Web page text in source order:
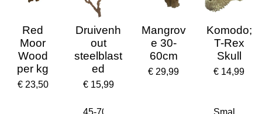
Red
Moor
Wood
per kg
€ 23,50
Druivenh
out
steelblast
ed
€ 15,99
Mangrov
e 30-
60cm
€ 29,99
Komodo;
T-Rex
Skull
€ 14,99